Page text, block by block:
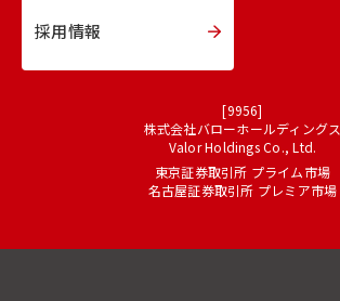
採用情報
[9956]
株式会社バローホールディングス
Valor Holdings Co., Ltd.
東京証券取引所 プライム市場
名古屋証券取引所 プレミア市場